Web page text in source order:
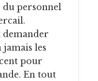
personnel
jamais les
pour
En tout